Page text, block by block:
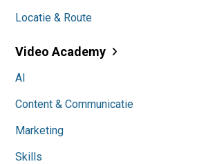
Locatie & Route
Video Academy
AI
Content & Communicatie
Marketing
Skills